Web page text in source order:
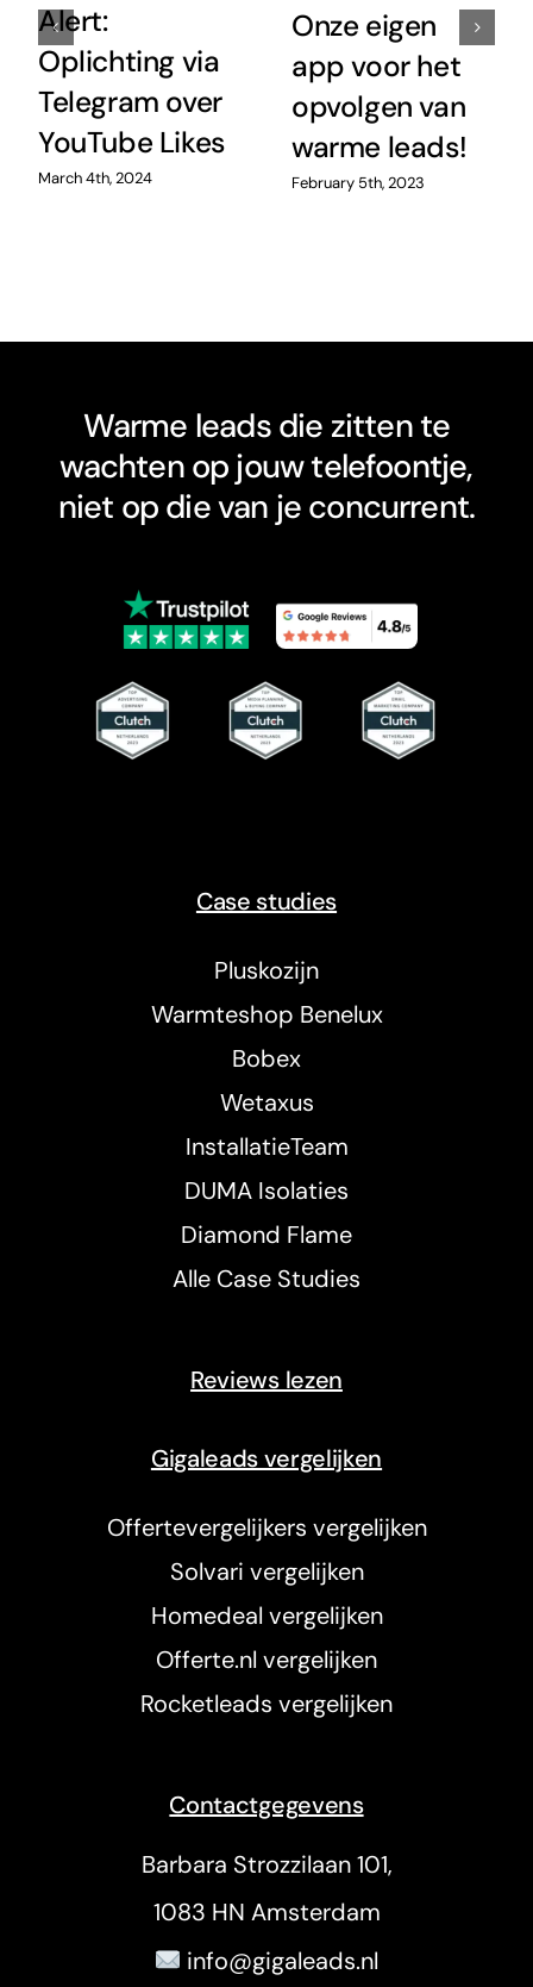
Alert:
Oplichting via
Telegram over
YouTube Likes
March 4th, 2024
Onze eigen
app voor het
opvolgen van
warme leads!
February 5th, 2023
Warme leads die zitten te
wachten op jouw telefoontje,
niet op die van je concurrent.
Case studies
Pluskozijn
Warmteshop Benelux
Bobex
Wetaxus
InstallatieTeam
DUMA Isolaties
Diamond Flame
Alle Case Studies
Reviews lezen
Gigaleads vergelijken
Offertevergelijkers vergelijken
Solvari vergelijken
Homedeal vergelijken
Offerte.nl vergelijken
Rocketleads vergelijken
Contactgegevens
Barbara Strozzilaan 101,
1083 HN Amsterdam
info@gigaleads.nl